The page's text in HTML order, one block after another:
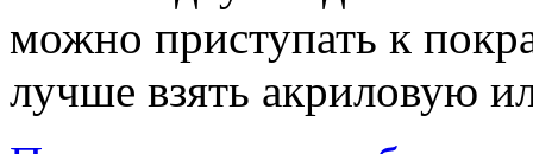
можно приступать к
лучше взять акриловую